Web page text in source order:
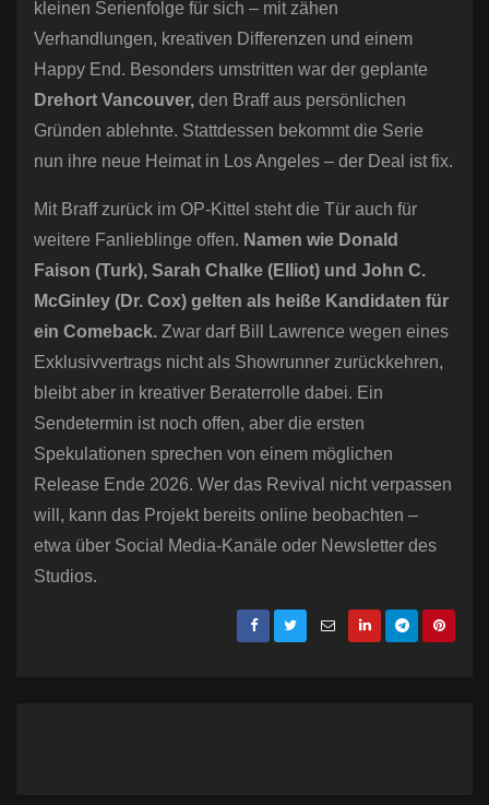
kleinen Serienfolge für sich – mit zähen
Verhandlungen, kreativen Differenzen und einem
Happy End. Besonders umstritten war der geplante
Drehort Vancouver, den Braff aus persönlichen
Gründen ablehnte. Stattdessen bekommt die Serie
nun ihre neue Heimat in Los Angeles – der Deal ist fix.
Mit Braff zurück im OP-Kittel steht die Tür auch für
weitere Fanlieblinge offen. Namen wie Donald
Faison (Turk), Sarah Chalke (Elliot) und John C.
McGinley (Dr. Cox) gelten als heiße Kandidaten für
ein Comeback. Zwar darf Bill Lawrence wegen eines
Exklusivvertrags nicht als Showrunner zurückkehren,
bleibt aber in kreativer Beraterrolle dabei. Ein
Sendetermin ist noch offen, aber die ersten
Spekulationen sprechen von einem möglichen
Release Ende 2026. Wer das Revival nicht verpassen
will, kann das Projekt bereits online beobachten –
etwa über Social Media-Kanäle oder Newsletter des
Studios.